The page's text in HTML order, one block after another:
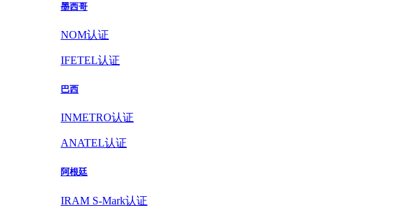
墨西哥
NOM认证
IFETEL认证
巴西
INMETRO认证
ANATEL认证
阿根廷
IRAM S-Mark认证